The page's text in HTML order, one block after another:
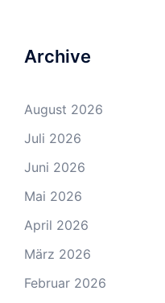
Archive
August 2026
Juli 2026
Juni 2026
Mai 2026
April 2026
März 2026
Februar 2026